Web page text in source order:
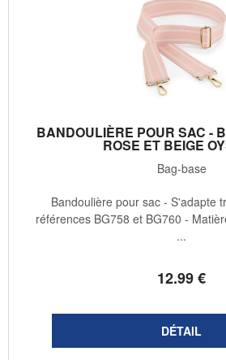
BANDOULIÈRE POUR SAC -
ROSE ET BEIGE
Bag-base
12.99€
Bandoulière pour sac - S'adapte
références BG758 et BG760 -
...